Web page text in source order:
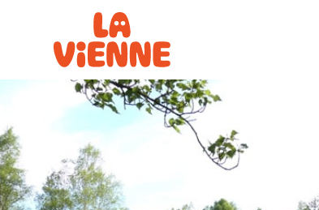
Panneau de gestion des cookies